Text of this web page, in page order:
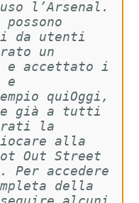
l’Arsenal.
da utenti
un
e accettato i
e
quiOggi,
già a tutti
la
alla
Out Street
Per accedere
della